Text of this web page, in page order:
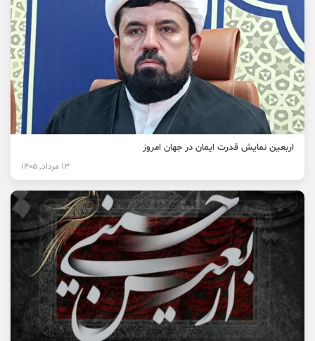
اربعین نمایش قدرت ایمان در جهان امروز
13 مرداد, 1405